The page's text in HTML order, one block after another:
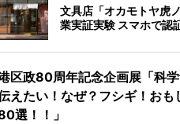
文具店「オカモトヤ虎
業実証実験 スマホで認
区政80周年記念企画展「科
えたい！なぜ？フシギ！おも
選！！」